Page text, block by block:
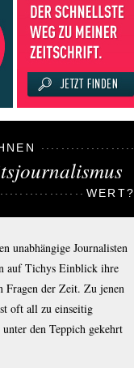
WERT?
unabhängige Journalisten
auf Tichys Einblick ihre
Fragen der Zeit. Zu jenen
oft all zu einseitig
den Teppich gekehrt